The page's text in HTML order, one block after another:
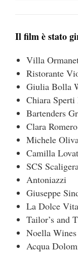
Il film è stato
Villa
Ristorante
Giulia Bolla
Chiara
Bartenders
Clara
Michele
Camilla
SCS
Antoniazzi
Giuseppe
La Dolce
Tailor’s and
Noella Wines
Acqua